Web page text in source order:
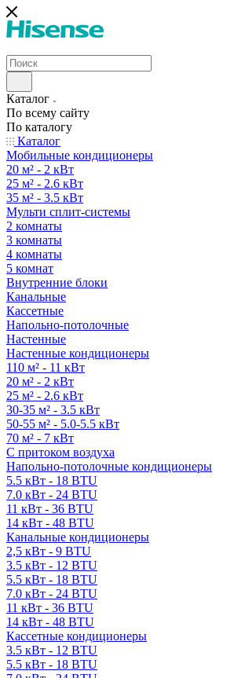
Каталог
По всему сайту
По каталогу
Каталог
Мобильные кондиционеры
20 м² - 2 кВт
25 м² - 2.6 кВт
35 м² - 3.5 кВт
Мульти сплит-системы
2 комнаты
3 комнаты
4 комнаты
5 комнат
Внутренние блоки
Канальные
Кассетные
Напольно-потолочные
Настенные
Настенные кондиционеры
110 м² - 11 кВт
20 м² - 2 кВт
25 м² - 2.6 кВт
30-35 м² - 3.5 кВт
50-55 м² - 5.0-5.5 кВт
70 м² - 7 кВт
С притоком воздуха
Напольно-потолочные кондиционеры
5.5 кВт - 18 BTU
7.0 кВт - 24 BTU
11 кВт - 36 BTU
14 кВт - 48 BTU
Канальные кондиционеры
2,5 кВт - 9 BTU
3.5 кВт - 12 BTU
5.5 кВт - 18 BTU
7.0 кВт - 24 BTU
11 кВт - 36 BTU
14 кВт - 48 BTU
Кассетные кондиционеры
3.5 кВт - 12 BTU
5.5 кВт - 18 BTU